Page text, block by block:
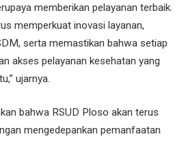
memberikan pelayanan terbaik.
memperkuat inovasi layanan,
serta memastikan bahwa setiap
akses pelayanan kesehatan yang
ujarnya.
bahwa RSUD Ploso akan terus
mengedepankan pemanfaatan